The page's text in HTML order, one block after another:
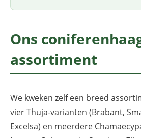
Ons
assortiment
We kweken zelf een breed
vier Thuja-varianten (Brabant,
Excelsa) en meerdere